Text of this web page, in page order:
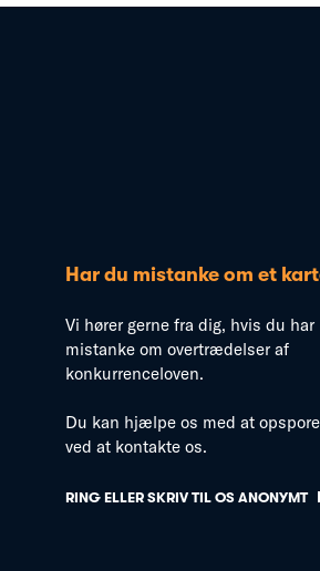
Har du mistanke om et
Vi hører gerne fra dig, hvis du har
mistanke om overtrædelser af
konkurrenceloven.
Du kan hjælpe os med at
ved at kontakte os.
RING ELLER SKRIV TIL OS ANONYMT